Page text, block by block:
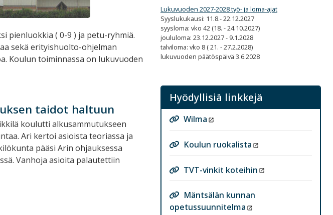
pienluokkia ( 0-9 ) ja petu-ryhmiä.
sekä erityishuolto-ohjelman
Koulun toiminnassa on lukuvuoden
taidot haltuun
koulutti alkusammutukseen
Ari kertoi asioista teoriassa ja
pääsi Arin ohjauksessa
Vanhoja asioita palautettiin
Lukuvuoden 2027-2028 työ- ja loma-ajat
Syyslukukausi: 11.8.- 22.12.2027
syysloma: vko 42 (18. - 24.10.2027)
joululoma: 23.12.2027 - 9.1.2028
talviloma: vko 8 ( 21. - 27.2.2028)
lukuvuoden päätöspäivä 3.6.2028
Hyödyllisiä linkkejä
Wilma
Koulun ruokalista
TVT-vinkit koteihin
Mäntsälän kunnan
opetussuunnitelma